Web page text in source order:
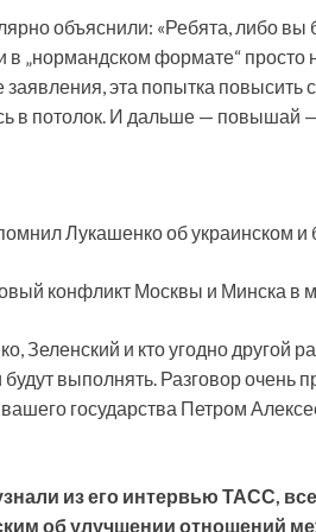
объяснили: «Ребята, либо вы
„нормандском формате“ просто
заявления, эта попытка повысить
в потолок. И дальше —
Лукашенко об украинском
конфликт Москвы и Минска в
Зеленский и кто угодно другой
выполнять. Разговор очень
государства Петром
из его интервью ТАСС,
об улучшении отношений